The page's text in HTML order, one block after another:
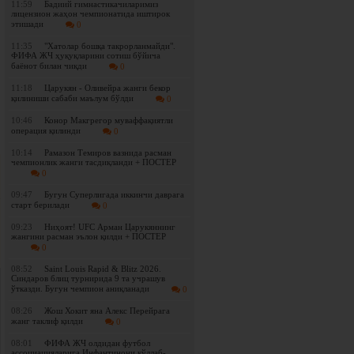
11:59
Бадиий гимнастикачиларимиз
лицензион жаҳон чемпионатида иштирок
этишади
0
11:35
"Хатолар бошқа такрорланмайди".
ФИФА ЖЧ ҳуқуқларини сотиш бўйича
баёнот билан чиқди
0
11:18
Царукян - Оливейра жанги бекор
қилиниши сабаби маълум бўлди
0
10:46
Конор Макгрегор муваффақиятли
операция қилинди
0
10:14
Рамазон Темиров вазнида расман
чемпионлик жанги тасдиқланди + ПОСТЕР
0
09:47
Бугун Суперлигада иккинчи даврага
старт берилади
0
09:23
Ниҳоят! UFC Арман Царукяннинг
жангини расман эълон қилди + ПОСТЕР
0
08:52
Saint Louis Rapid & Blitz 2026.
Синдаров блиц турнирида 9 та учрашув
ўтказди. Бугун чемпион аниқланади
0
08:26
Жош Хокит яна Алекс Перейрага
жанг таклиф қилди
0
08:01
ФИФА ЖЧ олдидан футбол